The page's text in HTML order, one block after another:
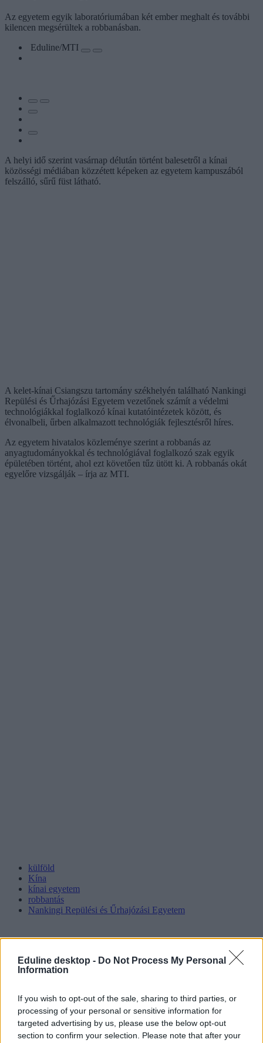
Eduline desktop - Do Not Process My Personal
Information
If you wish to opt-out of the sale, sharing to third parties, or
processing of your personal or sensitive information for
targeted advertising by us, please use the below opt-out
section to confirm your selection. Please note that after your
Az egyetem egyik laboratóriumában két ember meghalt és további
kilencen megsérültek a robbanásban.
Eduline/MTI
A helyi idő szerint vasárnap délután történt balesetről a kínai
közösségi médiában közzétett képeken az egyetem kampuszából
felszálló, sűrű füst látható.
A kelet-kínai Csiangszu tartomány székhelyén található Nankingi
Repülési és Űrhajózási Egyetem vezetőnek számít a védelmi
technológiákkal foglalkozó kínai kutatóintézetek között, és
élvonalbeli, űrben alkalmazott technológiák fejlesztésről híres.
Az egyetem hivatalos közleménye szerint a robbanás az
anyagtudományokkal és technológiával foglalkozó szak egyik
épületében történt, ahol ezt követően tűz ütött ki. A robbanás okát
egyelőre vizsgálják – írja az MTI.
külföld
Kína
kínai egyetem
robbantás
Nankingi Repülési és Űrhajózási Egyetem